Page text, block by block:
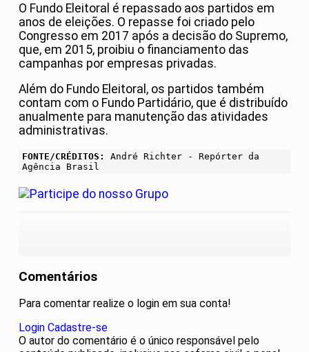
O Fundo Eleitoral é repassado aos partidos em
anos de eleições. O repasse foi criado pelo
Congresso em 2017 após a decisão do Supremo,
que, em 2015, proibiu o financiamento das
campanhas por empresas privadas.
Além do Fundo Eleitoral, os partidos também
contam com o Fundo Partidário, que é distribuído
anualmente para manutenção das atividades
administrativas.
FONTE/CRÉDITOS:
André Richter - Repórter da
Agência Brasil
Comentários
Para comentar realize o login em sua conta!
Login Cadastre-se
O autor do comentário é o único responsável pelo